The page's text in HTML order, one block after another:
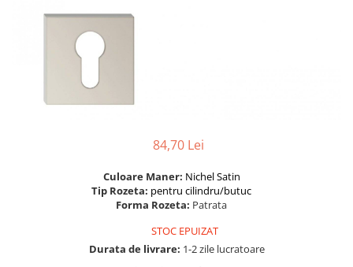
River 12 mm
Timeless 12mm
Woodstock 8mm
Woodstock XL 10mm
Finfloor XL 10mm
84,70 Lei
Culoare Maner: Nichel Satin
Tip Rozeta: pentru cilindru/butuc
Forma Rozeta: Patrata
STOC EPUIZAT
Durata de livrare: 1-2 zile lucratoare